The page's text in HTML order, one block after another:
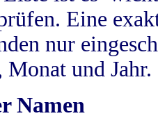
Eine
nur
und Jahr.
Namen